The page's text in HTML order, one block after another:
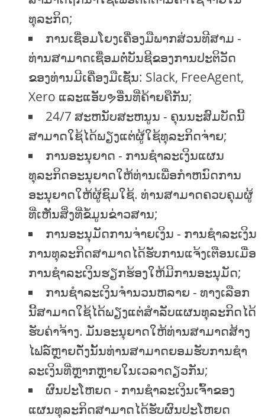
ທຸລະກິດ;
ການເຊື່ອມໂຍງເຄື່ອງມືພາກສ່ວນທີສາມ -
ທ່ານສາມາດເຊື່ອມຕໍ່ບັນຊີຂອງການປະຕິວັດ
ຂອງທ່ານມີເຄື່ອງມືເຊັ່ນ: Slack, FreeAgent,
Xero ແລະແອັບຯອື່ນທີ່ຄ້າຍຄືກັນ;
24/7 ສະຫນັບສະຫນູນ - ຄຸນນະສົມບັດນີ້
ສາມາດໃຊ້ໄດ້ພຽງແຕ່ຜູ້ໃຊ້ທຸລະກິດຈ່າຍ;
ການອະນຸຍາດ - ການຊໍາລະເງິນແຜນ
ທຸລະກິດອະນຸຍາດໃຫ້ທ່ານເພື່ອກໍາຫນົດການ
ອະນຸຍາດໃຫ້ຜູ້ຊົມໃຊ້. ທ່ານສາມາດຄວບຄຸມຜູ້
ທີ່ເຫັນສິ່ງທີ່ຂໍ້ມູນຂ່າວສານ;
ການອະນຸມັດການຈ່າຍເງິນ - ການຊໍາລະເງິນ
ການທຸລະກິດສາມາດໄດ້ຮັບການແຈ້ງເຕືອນເມື່ອ
ການຊໍາລະເງິນຮຽກຮ້ອງໃຫ້ມີການອະນຸມັດ;
ການຊໍາລະເງິນຈໍານວນຫລາຍ - ທາງເລືອກ
ນີ້ສາມາດໃຊ້ໄດ້ພຽງແຕ່ສໍາລັບແຜນທຸລະກິດໄດ້
ຮັບຄ່າຈ້າງ. ມັນອະນຸຍາດໃຫ້ທ່ານສາມາດສ້າງ
ໄຟລ໌ຫຼາຍດັ່ງນັ້ນທ່ານສາມາດຍອມຮັບການຊໍາ
ລະເງິນທີ່ຫຼາກຫຼາຍໃນເວລາດຽວກັນ;
ຜົນປະໂຫຍດ - ການຊໍາລະເງິນເຈົ້າຂອງ
ແຜນທຸລະກິດສາມາດໄດ້ຮັບຜົນປະໂຫຍດ